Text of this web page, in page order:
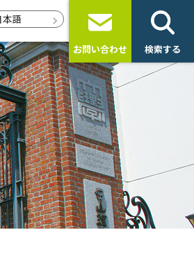
本語
お問い合わせ 検索する